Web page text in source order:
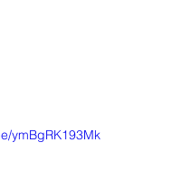
ymBgRK193Mk